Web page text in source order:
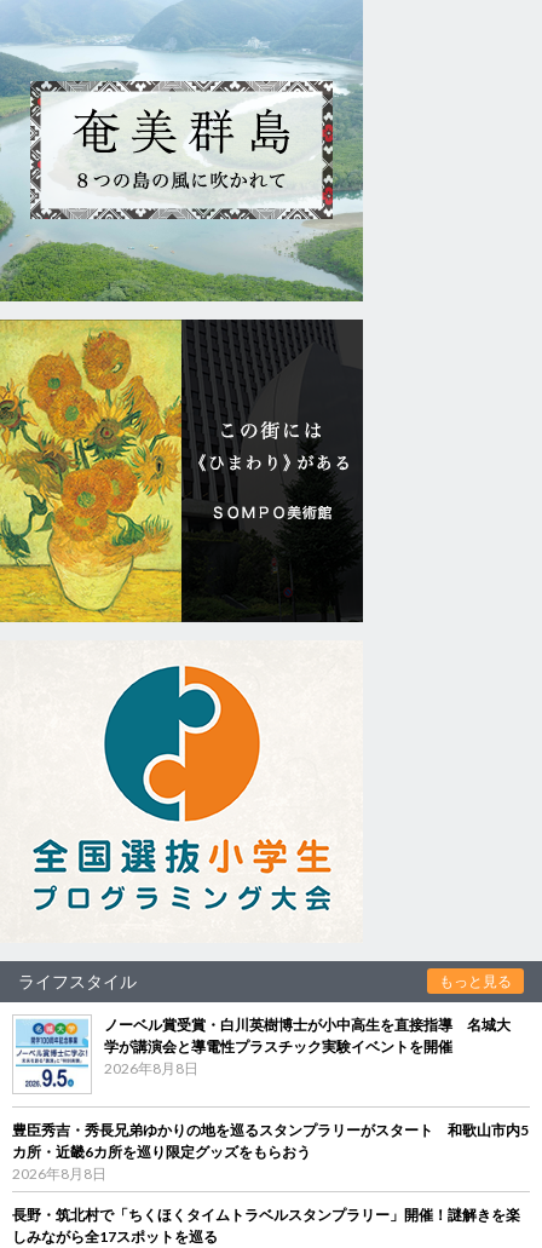
ライフスタイル もっと見る
ノーベル賞受賞・白川英樹博士が小中高生を直接指導 名城大
学が講演会と導電性プラスチック実験イベントを開催
2026年8月8日
豊臣秀吉・秀長兄弟ゆかりの地を巡るスタンプラリーがスタート 和歌山市内5
カ所・近畿6カ所を巡り限定グッズをもらおう
2026年8月8日
長野・筑北村で「ちくほくタイムトラベルスタンプラリー」開催！謎解きを楽
しみながら全17スポットを巡る